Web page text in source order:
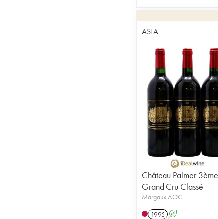
ASTA
Château Palmer 3ème
Grand Cru Classé
Margaux AOC
1995 A